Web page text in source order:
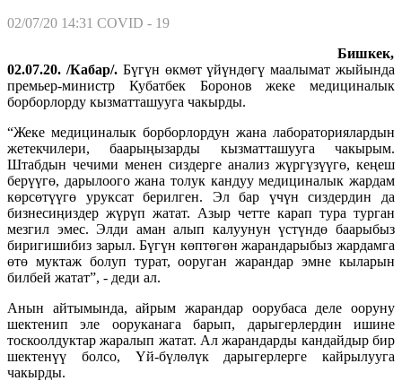
02/07/20 14:31 COVID - 19
Бишкек,
02.07.20. /Кабар/.Бүгүн өкмөт үйүндөгү маалымат жыйында
премьер-министр Кубатбек Боронов жеке медициналык
борборлорду кызматташууга чакырды.
“Жеке медициналык борборлордун жана лабораториялардын
жетекчилери, баарыңызарды кызматташууга чакырым.
Штабдын чечими менен сиздерге анализ жүргүзүүгө, кеңеш
берүүгө, дарылоого жана толук кандуу медициналык жардам
көрсөтүүгө уруксат берилген. Эл бар үчүн сиздердин да
бизнесиңиздер жүрүп жатат. Азыр четте карап тура турган
мезгил эмес. Элди аман алып калуунун үстүндө баарыбыз
биригишибиз зарыл. Бүгүн көптөгөн жарандарыбыз жардамга
өтө муктаж болуп турат, ооруган жарандар эмне кыларын
билбей жатат”, - деди ал.
Анын айтымында, айрым жарандар оорубаса деле ооруну
шектенип эле ооруканага барып, дарыгерлердин ишине
тоскоолдуктар жаралып жатат. Ал жарандарды кандайдыр бир
шектенүү болсо, Үй-бүлөлүк дарыгерлерге кайрылууга
чакырды.